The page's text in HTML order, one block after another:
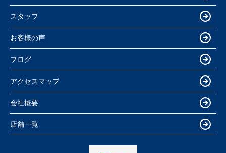
スタッフ
お客様の声
ブログ
アクセスマップ
会社概要
店舗一覧